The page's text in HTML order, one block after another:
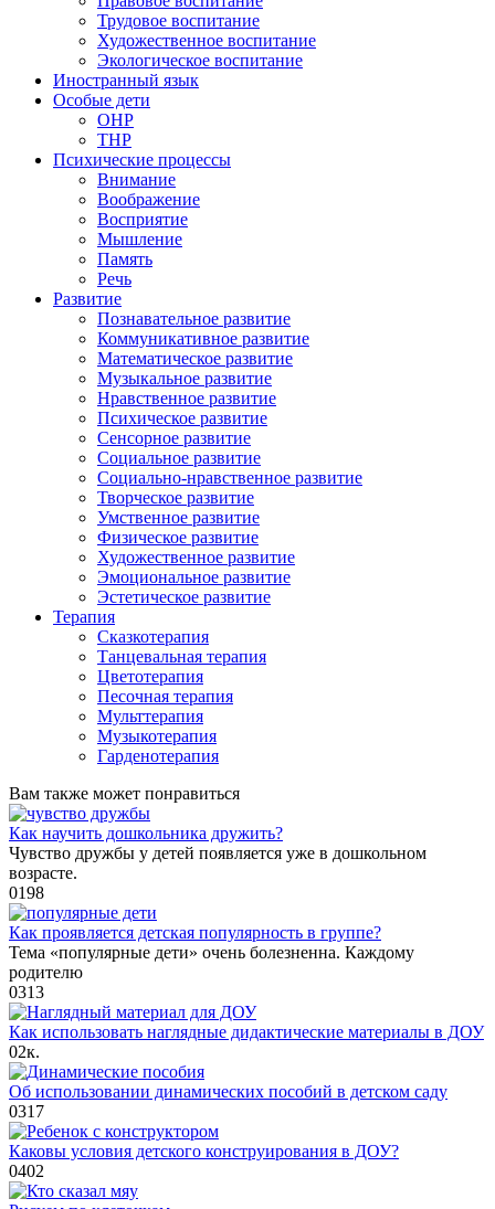
Трудовое воспитание
Художественное воспитание
Экологическое воспитание
Иностранный язык
Особые дети
ОНР
ТНР
Психические процессы
Внимание
Воображение
Восприятие
Мышление
Память
Речь
Развитие
Познавательное развитие
Коммуникативное развитие
Математическое развитие
Музыкальное развитие
Нравственное развитие
Психическое развитие
Сенсорное развитие
Социальное развитие
Социально-нравственное развитие
Творческое развитие
Умственное развитие
Физическое развитие
Художественное развитие
Эмоциональное развитие
Эстетическое развитие
Терапия
Сказкотерапия
Танцевальная терапия
Цветотерапия
Песочная терапия
Мульттерапия
Музыкотерапия
Гарденотерапия
Вам также может понравиться
Как научить дошкольника дружить?
Чувство дружбы у детей появляется уже в дошкольном
возрасте.
0198
Как проявляется детская популярность в группе?
Тема «популярные дети» очень болезненна. Каждому
родителю
0313
Как использовать наглядные дидактические материалы в ДОУ
02к.
Об использовании динамических пособий в детском саду
0317
Каковы условия детского конструирования в ДОУ?
0402